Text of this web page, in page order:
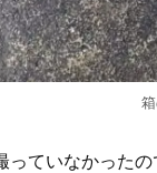
っていなかった